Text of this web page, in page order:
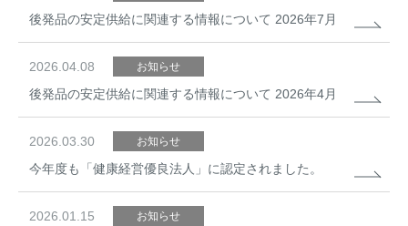
後発品の安定供給に関連する情報について 2026年7月
2026.04.08 お知らせ
後発品の安定供給に関連する情報について 2026年4月
2026.03.30 お知らせ
今年度も「健康経営優良法人」に認定されました。
2026.01.15 お知らせ